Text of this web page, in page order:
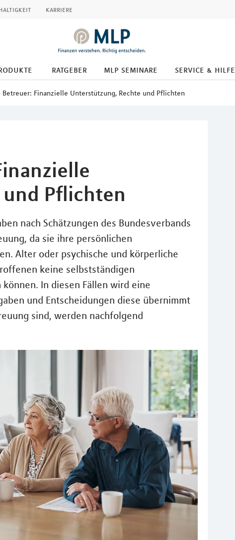
karriere
ratgeber mlp seminare service & hilfe
Betreuer: Finanzielle Unterstützung, Rechte und Pflichten
Pflichten
nach Schätzungen des Bundesverbands
da sie ihre persönlichen
Alter oder psychische und körperliche
keine selbstständigen
In diesen Fällen wird eine
und Entscheidungen diese übernimmt
sind, werden nachfolgend